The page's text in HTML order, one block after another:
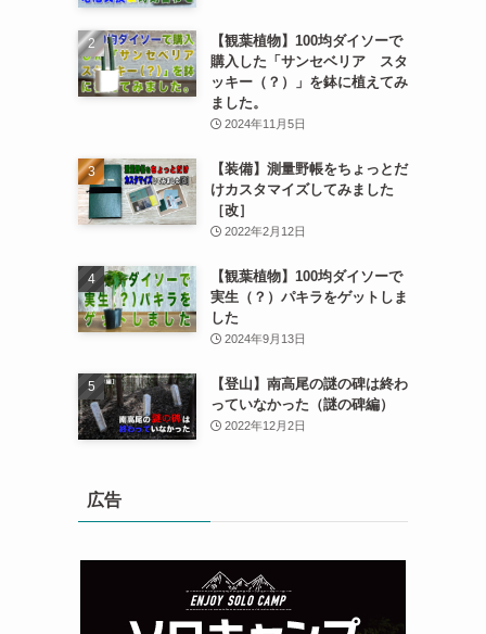
【観葉植物】100均ダイソーで
購入した「サンセベリア スタ
ッキー（？）」を鉢に植えてみ
ました。
2024年11月5日
【装備】測量野帳をちょっとだ
けカスタマイズしてみました
［改］
2022年2月12日
【観葉植物】100均ダイソーで
実生（？）パキラをゲットしま
した
2024年9月13日
【登山】南高尾の謎の碑は終わ
っていなかった（謎の碑編）
2022年12月2日
広告